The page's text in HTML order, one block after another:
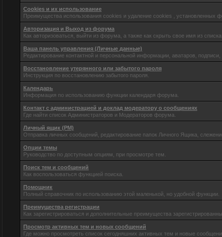
Cookies и их использование
Преимущества использования cookies и удаление cookies , установленных
Авторизация и Выход из форума
Как авторизоваться, выйти из форума, а также как скрыть свое имя из
Ваша панель управления (Личные данные)
Редактирование контактной и персональной информации, аватаров,
Восстановление утерянного или забытого пароля
Инструкция по восстановлению забытого пароля.
Календарь
Информация по использованию функции календаря форума.
Контакт с администрацией и доклад модератору о сообщениях
Где найти список Администраторов и Модераторов форума.
Личный ящик (PM)
Отправка личных сообщений, редактирование папок Личного Ящика,
Опции темы
Руководство по доступным опциям, при просмотре тем.
Поиск тем и сообщений
Как воспользоваться функцией поиска.
Помощник
Полный справочник по использованию этой маленькой, но удобной функции.
Преимущества регистрации
Как зарегистрироваться и дополнительные преимущества
Просмотр активных тем и новых сообщений
Где можно просмотреть список сегодняшних активных тем и новые